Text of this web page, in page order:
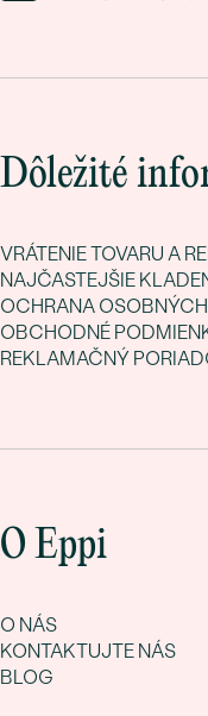
Dôležité
VRÁTENIE TOVARU A
NAJČASTEJŠIE
OCHRANA
OBCHODNÉ
REKLAMAČNÝ
O Eppi
O NÁS
KONTAKTUJTE NÁS
BLOG